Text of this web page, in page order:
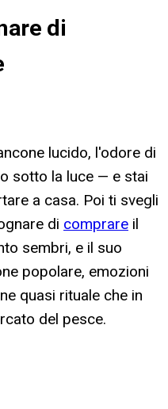
di
lucido, l'odore di
sotto la luce — e stai
a casa. Poi ti svegli
di comprare il
sembri, e il suo
popolare, emozioni
quasi rituale che in
del pesce.